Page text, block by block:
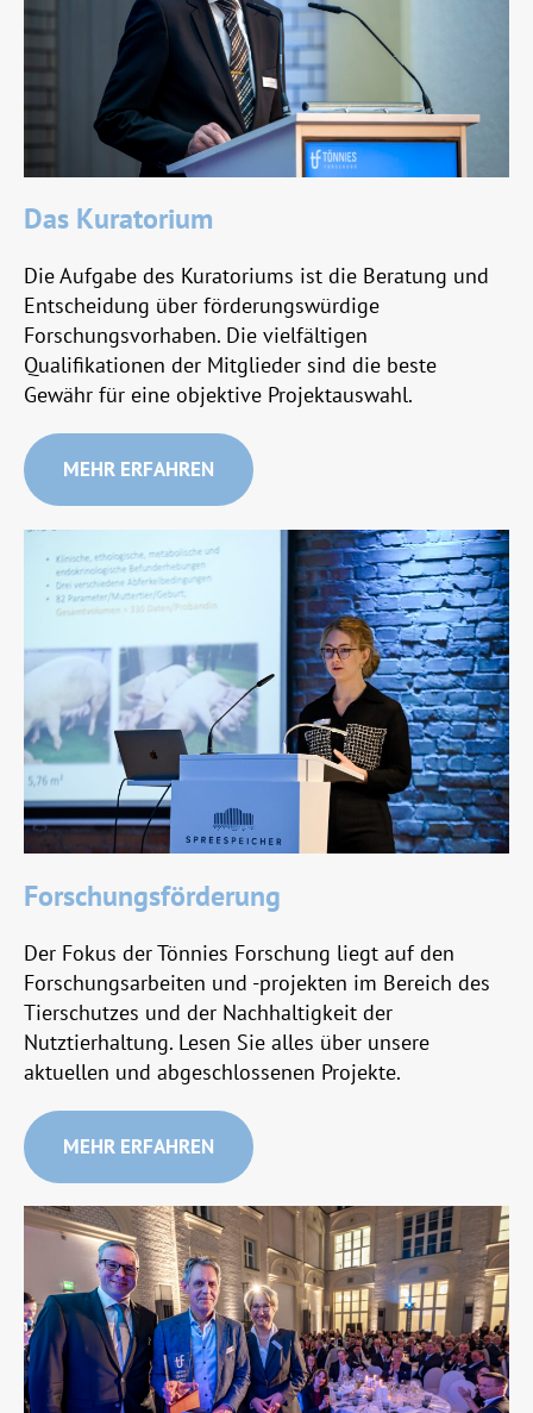
Das Kuratorium
Die Aufgabe des Kuratoriums ist die Beratung und
Entscheidung über förderungswürdige
Forschungsvorhaben. Die vielfältigen
Qualifikationen der Mitglieder sind die beste
Gewähr für eine objektive Projektauswahl.
MEHR ERFAHREN
Forschungsförderung
Der Fokus der Tönnies Forschung liegt auf den
Forschungsarbeiten und -projekten im Bereich des
Tierschutzes und der Nachhaltigkeit der
Nutztierhaltung. Lesen Sie alles über unsere
aktuellen und abgeschlossenen Projekte.
MEHR ERFAHREN